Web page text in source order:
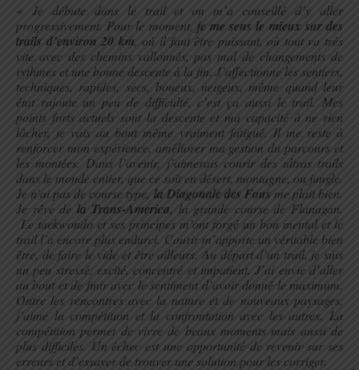
« Je débute dans le trail et on m’a conseillé d’y aller
progressivement. Pour le moment, je me sens le mieux sur des
trails d’environ 20 km, où il faut être puissant, où tout va très
vite avec des chemins vallonnés, pas mal de changements de
rythmes et une bonne descente à la fin. J’affectionne les sentiers,
techniques, rapides, secs, boueux, neigeux, même quand leur
état rajoute un peu de difficulté, c’est ça aussi le trail. Mes
points forts actuels sont la descente et ma capacité à ne rien
lâcher, je vais au bout même vraiment fatigué. Il me reste à
renforcer mon expérience, améliorer ma gestion du parcours et
les montées. Dans l’avenir, j’aimerais courir des ultras trails
dans le monde entier, que ce soit en désert, montagne, ou jungle.
Je n’ai pas de course type, la Diagonale des Fous me plait bien.
Je rêve de la Trans-America, la grande course de Flanagan.
Le taekwondo et ses principes m’ont forgé un bon mental et le
trail l’a encore plus endurci. Courir m’apporte un véritable bien
être, de faire le vide et être ailleurs. Au départ d’un trail, je suis
un peu stressé, excité, concentré et impatient. J’ai envie d’aller
au bout et de finir avec le sentiment d’avoir donné le maximum.
Outre les rencontres avec la nature et de nouveaux paysages,
j’aime la compétition et la confrontation avec les autres. La
compétition permet de vivre de beaux moments mais aussi de
plus difficiles. Un échec est une opportunité de revenir sur ses
erreurs et d’essayer de trouver une solution pour les corriger.